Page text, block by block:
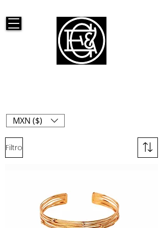
MXN ($)
Filtro